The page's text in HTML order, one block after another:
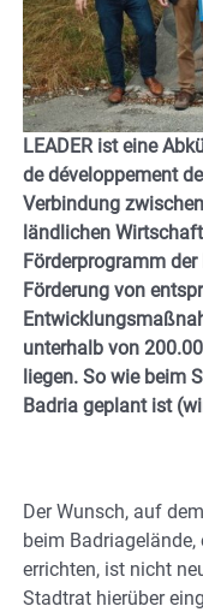
LEADER ist eine
de développement
Verbindung
ländlichen
Förderprogramm
Förderung von
unterhalb von
liegen. So wie beim
Badria geplant ist
Der Wunsch, auf
beim
errichten, ist nicht
Stadtrat hierüber